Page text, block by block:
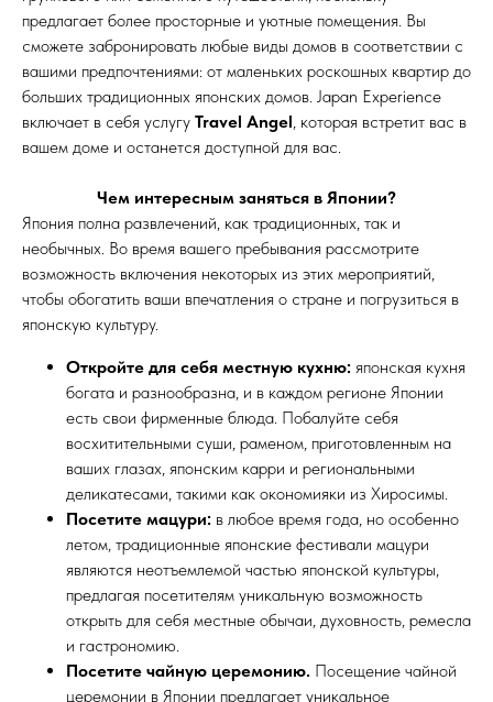
предлагает более просторные и уютные помещения. Вы
сможете забронировать любые виды домов в соответствии с
вашими предпочтениями: от маленьких роскошных квартир до
больших традиционных японских домов. Japan Experience
включает в себя услугу Travel Angel, которая встретит вас в
вашем доме и останется доступной для вас.
Чем интересным заняться в Японии?
Япония полна развлечений, как традиционных, так и
необычных. Во время вашего пребывания рассмотрите
возможность включения некоторых из этих мероприятий,
чтобы обогатить ваши впечатления о стране и погрузиться в
японскую культуру.
Откройте для себя местную кухню: японская кухня
богата и разнообразна, и в каждом регионе Японии
есть свои фирменные блюда. Побалуйте себя
восхитительными суши, раменом, приготовленным на
ваших глазах, японским карри и региональными
деликатесами, такими как окономияки из Хиросимы.
Посетите мацури: в любое время года, но особенно
летом, традиционные японские фестивали мацури
являются неотъемлемой частью японской культуры,
предлагая посетителям уникальную возможность
открыть для себя местные обычаи, духовность, ремесла
и гастрономию.
Посетите чайную церемонию. Посещение чайной
церемонии в Японии предлагает уникальное